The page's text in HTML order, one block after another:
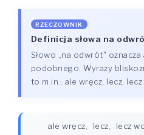
RZECZOWNIK
Definicja słowa na
Słowo „na odwrót"
podobnego. Wyrazy
to m.in.: ale wręcz, lecz, lecz
ale wręcz, lecz, lecz